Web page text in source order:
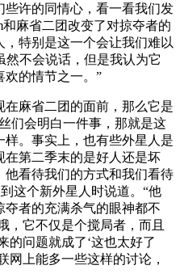
些许的同情心，看一看我们发
麻省二团改变了对掠夺者的
特别是这一个会让我们难以
然不会说话，但是我认为它
欢的情节之一。”
麻省二团的面前，那么它是
们会明白一件事，那就是这
。事实上，也有些外星人是
第二季末的是好人还是坏
他看待我们的方式和我们看待
这个新外星人时说道。“他
者的充满杀气的眼神都不
，它不仅是个搅局者，而且
的问题就成了‘这也太好了
网上能多一些这样的讨论，